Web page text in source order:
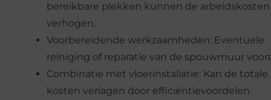
bereikbare plekken kunnen de arbeidskosten
verhogen.
Voorbereidende werkzaamheden: Eventuele
reiniging of reparatie van de spouwmuur
Combinatie met vloerinstallatie: Kan de totale
kosten verlagen door efficiëntievoordelen.